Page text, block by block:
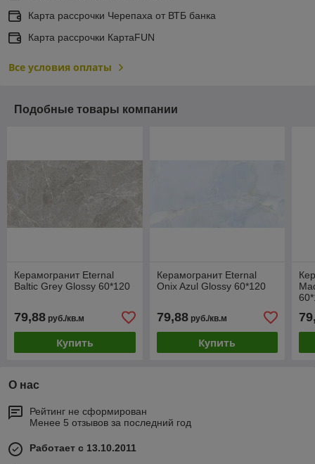
Карта рассрочки Черепаха от ВТБ банка
Карта рассрочки КартаFUN
Все условия оплаты
Подобные товары компании
Керамогранит Eternal
Baltic Grey Glossy 60*120
79,88 руб./кв.м
Купить
Керамогранит Eternal
Onix Azul Glossy 60*120
79,88руб./кв.м
Купить
О нас
Рейтинг не сформирован
Менее 5 отзывов за последний год
Работает с 13.10.2011